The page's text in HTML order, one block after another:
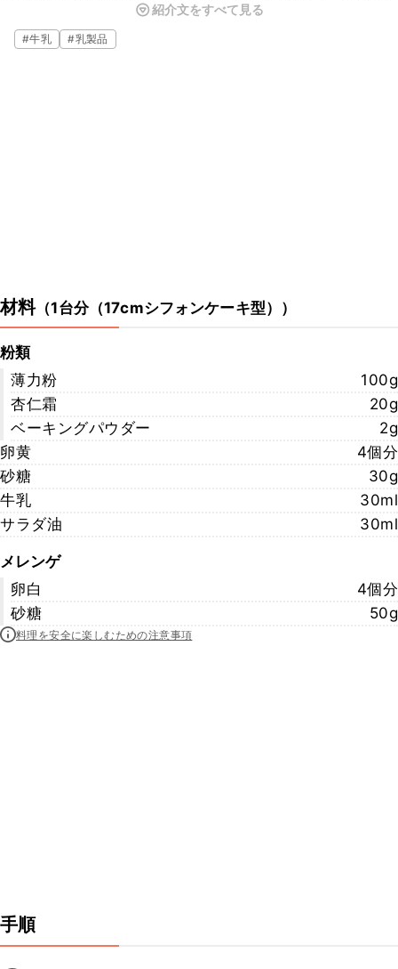
コーヒーや紅茶にぴったりですよ。
お子様のおやつや、女子会などのパーティーデザートに、是非作って
みてくださいね。
紹介文をすべて見る
#牛乳 #乳製品
材料（1台分（17cmシフォンケーキ型） ）
粉類
薄力粉
100g
杏仁霜
20g
ベーキングパウダー
2g
卵黄
4個分
砂糖
30g
牛乳
30ml
サラダ油
30ml
メレンゲ
卵白
4個分
砂糖
50g
料理を安全に楽しむための注意事項
手順